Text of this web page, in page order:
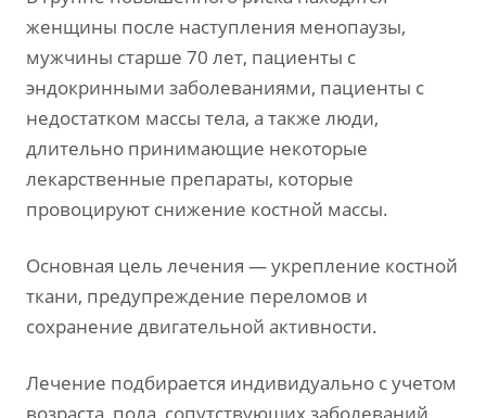
женщины после наступления менопаузы,
мужчины старше 70 лет, пациенты с
эндокринными заболеваниями, пациенты с
недостатком массы тела, а также люди,
длительно принимающие некоторые
лекарственные препараты, которые
провоцируют снижение костной массы.
Основная цель лечения — укрепление костной
ткани, предупреждение переломов и
сохранение двигательной активности.
Лечение подбирается индивидуально с учетом